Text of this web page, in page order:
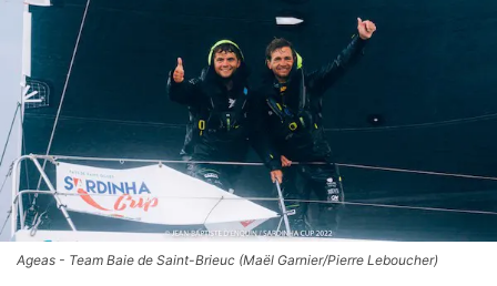
Ageas - Team Baie de Saint-Brieuc (Maël Garnier/Pierre Leboucher)